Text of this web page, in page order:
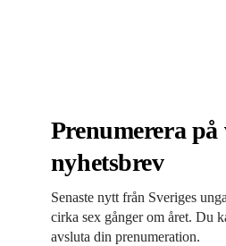
Prenumerera
nyhetsbrev
Senaste nytt från Sveriges
cirka sex gånger om året. Du
avsluta din prenumeration.